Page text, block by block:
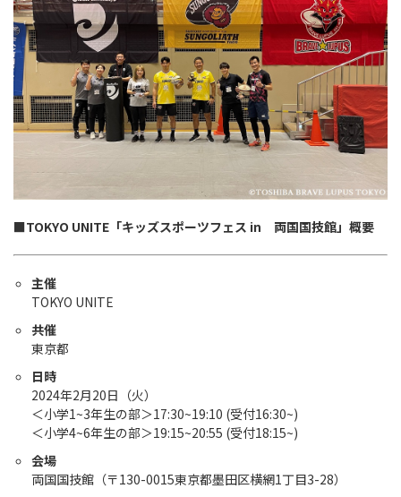
■TOKYO UNITE「キッズスポーツフェス in 両国国技館」概要
主催
TOKYO UNITE
共催
東京都
日時
2024年2月20日（火）
＜小学1~3年生の部＞17:30~19:10 (受付16:30~)
＜小学4~6年生の部＞19:15~20:55 (受付18:15~)
会場
両国国技館（〒130-0015東京都墨田区横網1丁目3-28）